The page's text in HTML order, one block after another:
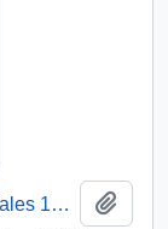
Índice temático de discursos presidenciales 1990 - 1991